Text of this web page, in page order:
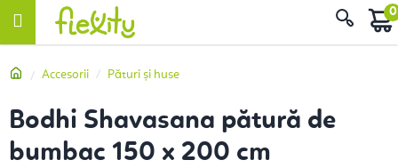
AcasăAccesorii Pături și huse
Bodhi Shavasana pătură de
bumbac 150 x 200 cm